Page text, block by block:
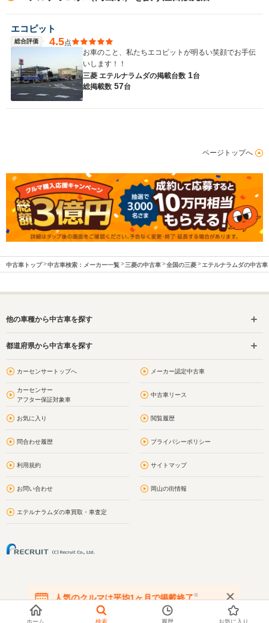
エコピット
総合評価 4.5点
お車のこと、私たちエコピットが明るい笑顔でお手伝
いします！！
三菱 エテルナラムダの掲載台数 1台
総掲載数 57台
ページトップへ
中古車トップ 中古車検索：メーカー一覧 三菱の中古車 全国の三菱 エテルナラムダの中古車
他の車種から中古車を探す
都道府県から中古車を探す
カーセンサートップへ メーカー認定中古車
カーセンサー
アフター保証対象車
中古車リース
お気に入り 閲覧履歴
問合わせ履歴 プライバシーポリシー
利用規約 サイトマップ
お問い合わせ 岡山の街情報
エテルナラムダの車買取・車査定
人気のクルマは平均1ヶ月で掲載終了※
在庫が無くなる前にお問い合わせください
ホーム 検索 履歴 お気に入り